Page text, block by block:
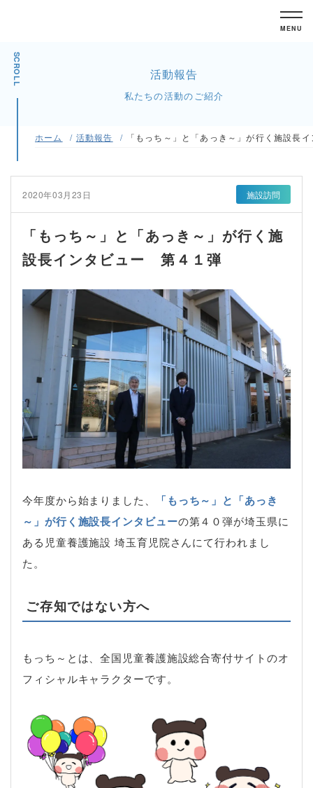
MENU
SCROLL 活動報告
私たちの活動のご紹介
ホーム 活動報告 「もっち～」と「あっき～」が行く施設長
2020年03月23日 施設訪問
「もっち～」と「あっき～」が行く施
設長インタビュー 第４１弾
今年度から始まりました、
「もっち～」と「あっき
～」が行く施設長インタビューの第４０弾が埼玉県に
ある児童養護施設 埼玉育児院さんにて行われまし
た。
ご存知ではない方へ
もっち～とは、全国児童養護施設総合寄付サイトのオ
フィシャルキャラクターです。